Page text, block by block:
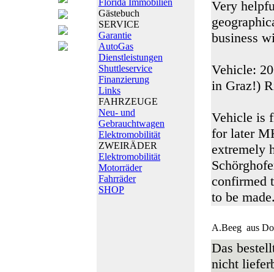
Florida Immobilien
Gästebuch
SERVICE
Garantie
AutoGas
Dienstleistungen
Shuttleservice
Finanzierung
Links
FAHRZEUGE
Neu- und
Gebrauchtwagen
Elektromobilität
ZWEIRÄDER
Elektromobilität
Motorräder
Fahrräder
SHOP
Very
business
Vehicle:
in Graz!)
Vehicle is
for later
extremely
confirmed
to be
A.Beeg aus
Das
nicht